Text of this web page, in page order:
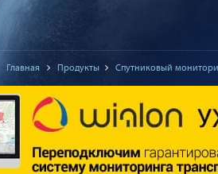
Главная Продукты Спутниковый